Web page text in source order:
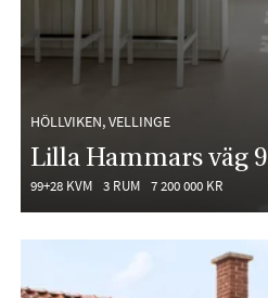
HÖLLVIKEN, VELLINGE
Lilla Hammars väg 9
99+28 KVM 3 RUM 7 200 000 KR